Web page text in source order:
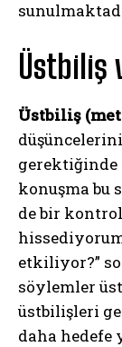
Üstbiliş
Üstbiliş
gerektiğinde
konuşma bu
de bir kontrol
etkiliyor?”
söylemler
üstbilişleri
daha